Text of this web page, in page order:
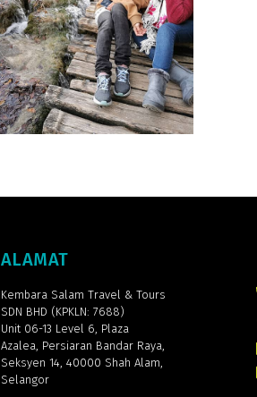
ALAMAT
Kembara Salam Travel & Tours
SDN BHD (KPKLN: 7688)
Unit 06-13 Level 6, Plaza
Azalea, Persiaran Bandar Raya,
Seksyen 14, 40000 Shah Alam,
Selangor